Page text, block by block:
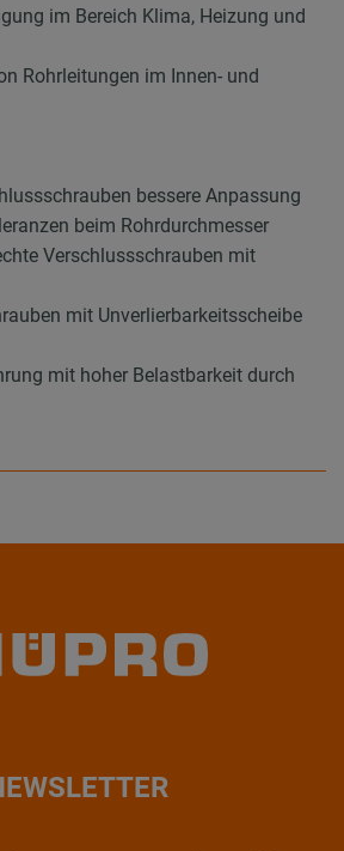
im Bereich Klima, Heizung und
Rohrleitungen im Innen- und
bessere Anpassung
beim Rohrdurchmesser
Verschlussschrauben mit
mit Unverlierbarkeitsscheibe
mit hoher Belastbarkeit durch